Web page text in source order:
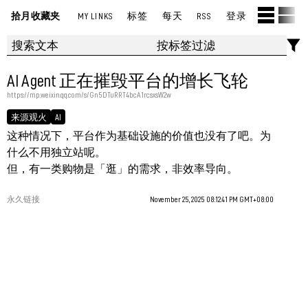
拾月收藏夹 MY LINKS 标签 每天 RSS 登录
AI Agent 正在摧毁平台的增长飞轮
https://mp.weixin.qq.com/s/Gn5DTuRRT4bcA1rcsxsW2w
来源观火 AI
这种情况下，平台作为基础设施的价值也没有了吧。为
什么不用独立站呢。
但，有一类购物是「逛」的需求，非效率导向。
永久链接 November 25, 2025 08:12:41 PM GMT+08:00